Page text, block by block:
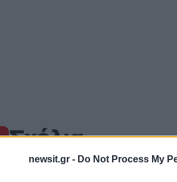
newsit.gr - Do Not Process My
Σχόλια